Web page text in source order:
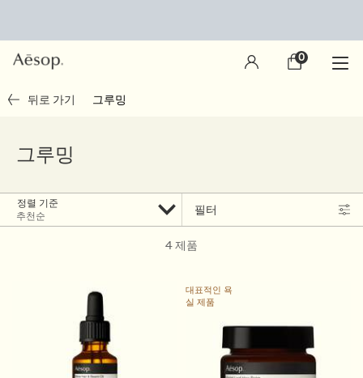
장
0
0 제품
뒤로 가기 그루밍
그루밍
정렬 기준 필터
Filter menu
4 제품
대표적인 욕
실 제품